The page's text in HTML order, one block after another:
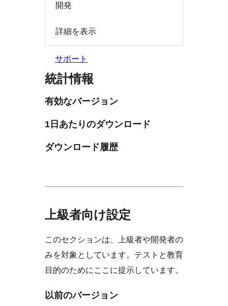
開発
詳細を表示
サポート
統計情報
有効なバージョン
1日あたりのダウンロード
ダウンロード履歴
上級者向け設定
このセクションは、上級者や開発者の
みを対象としています。テストと教育
目的のためにここに提示しています。
以前のバージョン